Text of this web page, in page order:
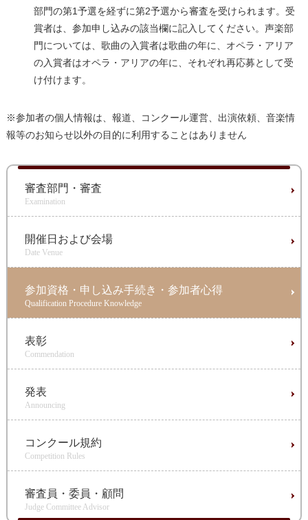
部門の第1予選を経ずに第2予選から審査を受けられます。受
賞者は、参加申し込みの該当欄に記入してください。声楽部
門については、歌曲の入賞者は歌曲の年に、オペラ・アリア
の入賞者はオペラ・アリアの年に、それぞれ再応募として受
け付けます。
※参加者の個人情報は、報道、コンクール運営、出演依頼、音楽情
報等のお知らせ以外の目的に利用することはありません
審査部門・審査
Examination
開催日および会場
Date Venue
参加資格・申し込み手続き・参加者心得
Qualification Procedure Knowledge
表彰
Commendation
発表
Announcing
コンクール規約
Competition Rules
審査員・委員・顧問
Judge Committee Advisor